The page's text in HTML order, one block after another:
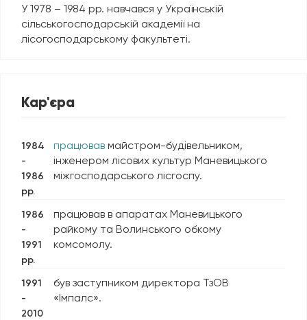
У 1978 – 1984 рр. навчався у Українській
сільськогосподарській академії на
лісогосподарському факультеті.
Кар'єра
1984
-
1986
рр.
працював майстром-будівельником,
інженером лісових культур Маневицького
міжгосподарського лісгоспу.
1986
-
1991
рр.
працював в апаратах Маневицького
райкому та Волинського обкому
комсомолу.
1991
-
2010
був заступником директора ТзОВ
«Імпалс».